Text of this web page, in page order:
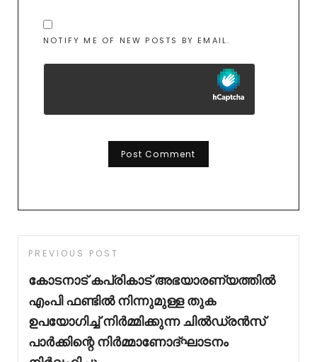
NOTIFY ME OF NEW POSTS BY EMAIL.
PREVIOUS POST
കോടനാട് കപ്രികാട് അഭയാരണ്യത്തിൽ
എംപി ഫണ്ടിൽ നിന്നുമുള്ള തുക
ഉപയോഗിച്ച് നിർമ്മിക്കുന്ന ചിൽഡ്രൻസ്
പാർക്കിന്റെ നിർമ്മാണോദ്ഘാടനം